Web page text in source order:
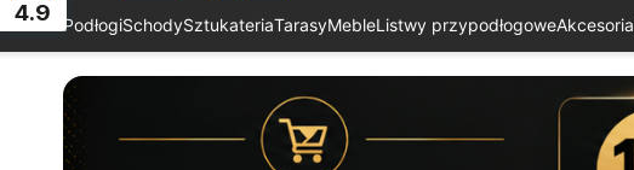
PodłogiSchodySztukateriaTarasyMebleListwy przypodłogoweAkcesoria
4.9